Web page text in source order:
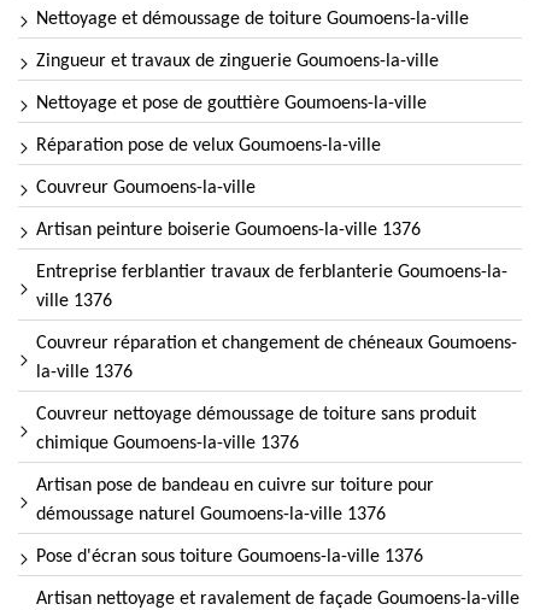
Nettoyage et démoussage de toiture Goumoens-la-ville
Zingueur et travaux de zinguerie Goumoens-la-ville
Nettoyage et pose de gouttière Goumoens-la-ville
Réparation pose de velux Goumoens-la-ville
Couvreur Goumoens-la-ville
Artisan peinture boiserie Goumoens-la-ville 1376
Entreprise ferblantier travaux de ferblanterie Goumoens-la-
ville 1376
Couvreur réparation et changement de chéneaux Goumoens-
la-ville 1376
Couvreur nettoyage démoussage de toiture sans produit
chimique Goumoens-la-ville 1376
Artisan pose de bandeau en cuivre sur toiture pour
démoussage naturel Goumoens-la-ville 1376
Pose d'écran sous toiture Goumoens-la-ville 1376
Artisan nettoyage et ravalement de façade Goumoens-la-ville